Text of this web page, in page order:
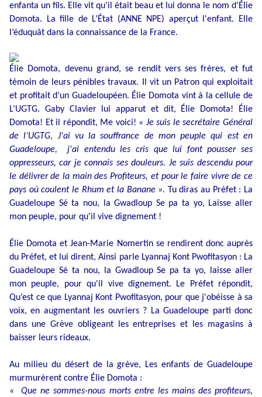
enfanta un fils. Elle vit qu'il était beau et lui donna le nom d’Élie
Domota. La fille de L’État (ANNE NPE) aperçut l'enfant. Elle
l’éduquât dans la connaissance de la France.
Élie Domota, devenu grand, se rendit vers ses frères, et fut
témoin de leurs pénibles travaux. Il vit un Patron qui exploitait
et profitait d’un Guadeloupéen. Élie Domota vint à la cellule de
L’UGTG. Gaby Clavier lui apparut et dit, Élie Domota! Élie
Domota! Et il répondit, Me voici! « Je suis le secrétaire Général
de l’UGTG, J'ai vu la souffrance de mon peuple qui est en
Guadeloupe,
j'ai entendu les cris que lui font pousser ses
oppresseurs, car je connais ses douleurs. Je suis descendu pour
le délivrer de la main des Profiteurs, et pour le faire vivre de ce
pays où coulent le Rhum et la Banane ». Tu diras au Préfet : La
Guadeloupe Sé ta nou, la Gwadloup Se pa ta yo, Laisse aller
mon peuple, pour qu'il vive dignement !
Élie Domota et Jean-Marie Nomertinse rendirent donc auprès
du Préfet, et lui dirent, Ainsi parle Lyannaj Kont Pwofitasyon : La
Guadeloupe Sé ta nou, la Gwadloup Se pa ta yo, laisse aller
mon peuple, pour qu'il vive dignement. Le Préfet répondit,
Qu’est ce que Lyannaj Kont Pwofitasyon, pour que j'obéisse à sa
voix, en augmentant les ouvriers ? La Guadeloupe parti donc
dans une Grève obligeant les entreprises et les magasins à
baisser leurs rideaux.
Au milieu du désert de la grève, Les enfants de Guadeloupe
murmurèrent contre Élie Domota :
« Que ne sommes-nous morts entre les mains des profiteurs,